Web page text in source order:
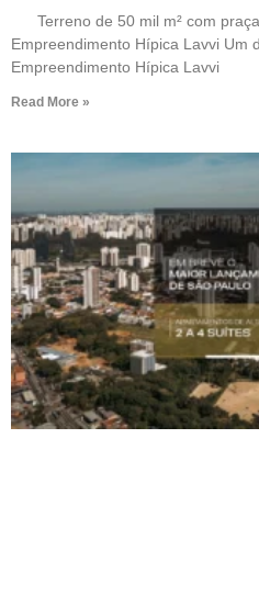
Terreno de 50 mil m² com
Empreendimento Hípica Lavvi Um
Empreendimento Hípica Lavvi
Read More »